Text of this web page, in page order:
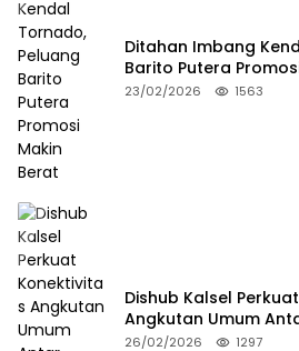
Ditahan Imbang
Barito Putera
23/02/2026 1563
Dishub Kalsel
Angkutan Umum
Integritas
26/02/2026 1297